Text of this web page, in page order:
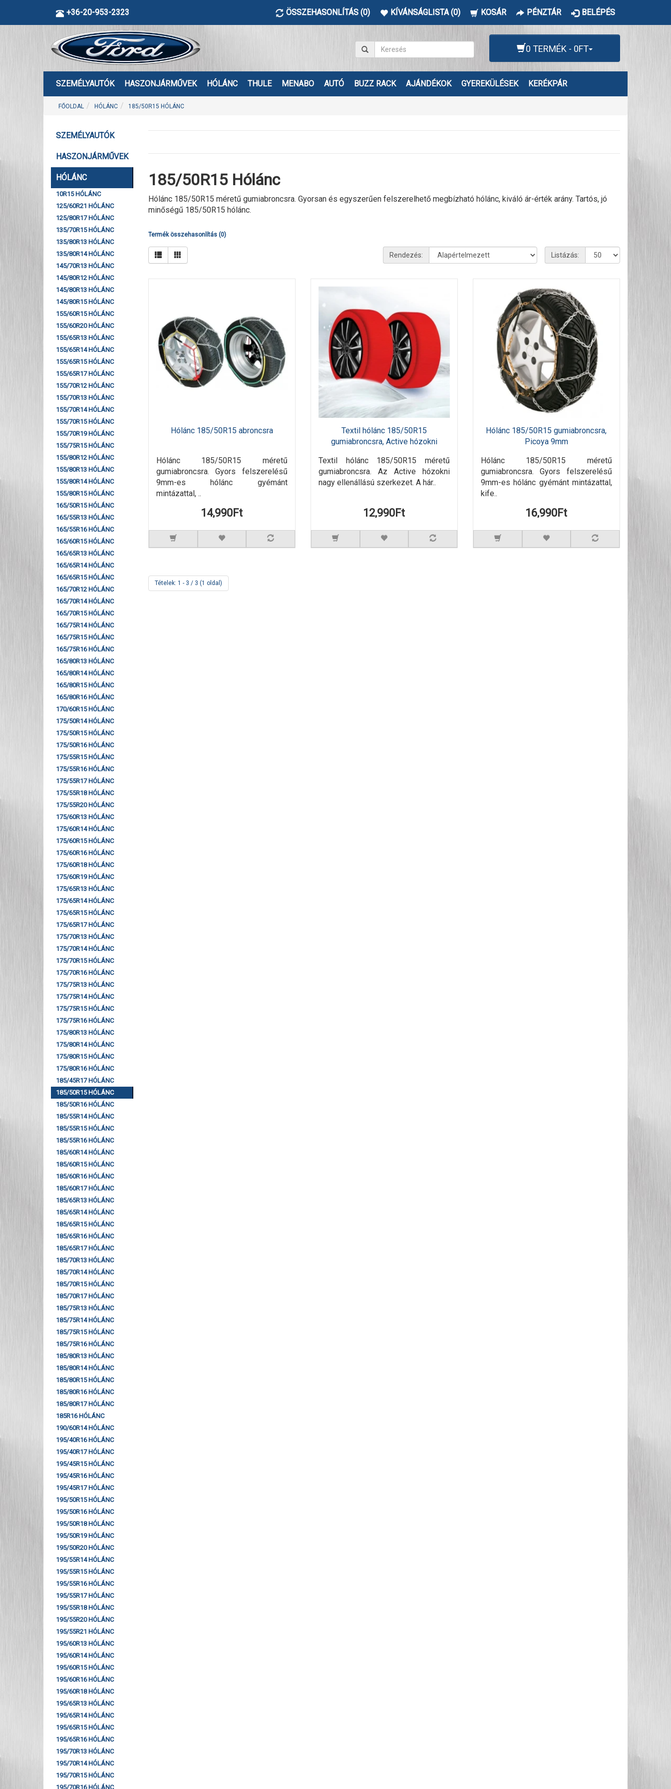
+36-20-953-2323 ÖSSZEHASONLÍTÁS (0) KÍVÁNSÁGLISTA (0) KOSÁR PÉNZTÁR BELÉPÉS
0 TERMÉK - 0FT
SZEMÉLYAUTÓK HASZONJÁRMŰVEK HÓLÁNC THULE MENABO AUTÓ BUZZ RACK AJÁNDÉKOK GYEREKÜLÉSEK KERÉKPÁR
FŐOLDAL HÓLÁNC 185/50R15 HÓLÁNC
SZEMÉLYAUTÓK
HASZONJÁRMŰVEK
HÓLÁNC
10R15 HÓLÁNC
125/60R21 HÓLÁNC
125/80R17 HÓLÁNC
135/70R15 HÓLÁNC
135/80R13 HÓLÁNC
135/80R14 HÓLÁNC
145/70R13 HÓLÁNC
145/80R12 HÓLÁNC
145/80R13 HÓLÁNC
145/80R15 HÓLÁNC
155/60R15 HÓLÁNC
155/60R20 HÓLÁNC
155/65R13 HÓLÁNC
155/65R14 HÓLÁNC
155/65R15 HÓLÁNC
155/65R17 HÓLÁNC
155/70R12 HÓLÁNC
155/70R13 HÓLÁNC
155/70R14 HÓLÁNC
155/70R15 HÓLÁNC
155/70R19 HÓLÁNC
155/75R15 HÓLÁNC
155/80R12 HÓLÁNC
155/80R13 HÓLÁNC
155/80R14 HÓLÁNC
155/80R15 HÓLÁNC
165/50R15 HÓLÁNC
165/55R13 HÓLÁNC
165/55R16 HÓLÁNC
165/60R15 HÓLÁNC
165/65R13 HÓLÁNC
165/65R14 HÓLÁNC
165/65R15 HÓLÁNC
165/70R12 HÓLÁNC
165/70R14 HÓLÁNC
165/70R15 HÓLÁNC
165/75R14 HÓLÁNC
165/75R15 HÓLÁNC
165/75R16 HÓLÁNC
165/80R13 HÓLÁNC
165/80R14 HÓLÁNC
165/80R15 HÓLÁNC
165/80R16 HÓLÁNC
170/60R15 HÓLÁNC
175/50R14 HÓLÁNC
175/50R15 HÓLÁNC
175/50R16 HÓLÁNC
175/55R15 HÓLÁNC
175/55R16 HÓLÁNC
175/55R17 HÓLÁNC
175/55R18 HÓLÁNC
175/55R20 HÓLÁNC
175/60R13 HÓLÁNC
175/60R14 HÓLÁNC
175/60R15 HÓLÁNC
175/60R16 HÓLÁNC
175/60R18 HÓLÁNC
175/60R19 HÓLÁNC
175/65R13 HÓLÁNC
175/65R14 HÓLÁNC
175/65R15 HÓLÁNC
175/65R17 HÓLÁNC
175/70R13 HÓLÁNC
175/70R14 HÓLÁNC
175/70R15 HÓLÁNC
175/70R16 HÓLÁNC
175/75R13 HÓLÁNC
175/75R14 HÓLÁNC
175/75R15 HÓLÁNC
175/75R16 HÓLÁNC
175/80R13 HÓLÁNC
175/80R14 HÓLÁNC
175/80R15 HÓLÁNC
175/80R16 HÓLÁNC
185/45R17 HÓLÁNC
185/50R15 HÓLÁNC
185/50R16 HÓLÁNC
185/55R14 HÓLÁNC
185/55R15 HÓLÁNC
185/55R16 HÓLÁNC
185/60R14 HÓLÁNC
185/60R15 HÓLÁNC
185/60R16 HÓLÁNC
185/60R17 HÓLÁNC
185/65R13 HÓLÁNC
185/65R14 HÓLÁNC
185/65R15 HÓLÁNC
185/65R16 HÓLÁNC
185/65R17 HÓLÁNC
185/70R13 HÓLÁNC
185/70R14 HÓLÁNC
185/70R15 HÓLÁNC
185/70R17 HÓLÁNC
185/75R13 HÓLÁNC
185/75R14 HÓLÁNC
185/75R15 HÓLÁNC
185/75R16 HÓLÁNC
185/80R13 HÓLÁNC
185/80R14 HÓLÁNC
185/80R15 HÓLÁNC
185/80R16 HÓLÁNC
185/80R17 HÓLÁNC
185R16 HÓLÁNC
190/60R14 HÓLÁNC
195/40R16 HÓLÁNC
195/40R17 HÓLÁNC
195/45R15 HÓLÁNC
195/45R16 HÓLÁNC
195/45R17 HÓLÁNC
195/50R15 HÓLÁNC
195/50R16 HÓLÁNC
195/50R18 HÓLÁNC
195/50R19 HÓLÁNC
195/50R20 HÓLÁNC
195/55R14 HÓLÁNC
195/55R15 HÓLÁNC
195/55R16 HÓLÁNC
195/55R17 HÓLÁNC
195/55R18 HÓLÁNC
195/55R20 HÓLÁNC
195/55R21 HÓLÁNC
195/60R13 HÓLÁNC
195/60R14 HÓLÁNC
195/60R15 HÓLÁNC
195/60R16 HÓLÁNC
195/60R18 HÓLÁNC
195/65R13 HÓLÁNC
195/65R14 HÓLÁNC
195/65R15 HÓLÁNC
195/65R16 HÓLÁNC
195/70R13 HÓLÁNC
195/70R14 HÓLÁNC
195/70R15 HÓLÁNC
195/70R16 HÓLÁNC
185/50R15 Hólánc
Hólánc 185/50R15 méretű gumiabroncsra. Gyorsan és egyszerűen felszerelhető megbízható hólánc, kiváló ár-érték arány. Tartós, jó
minőségű 185/50R15 hólánc.
Termék összehasonlítás (0)
Listázás:
Rendezés:
Hólánc 185/50R15 abroncsra
Hólánc 185/50R15 méretű
gumiabroncsra. Gyors felszerelésű
9mm-es hólánc gyémánt
mintázattal, ..
14,990Ft
Textil hólánc 185/50R15
gumiabroncsra, Active hózokni
Textil hólánc 185/50R15 méretű
gumiabroncsra. Az Active hózokni
nagy ellenállású szerkezet. A hár..
12,990Ft
Hólánc 185/50R15 gumiabroncsra,
Picoya 9mm
Hólánc 185/50R15 méretű
gumiabroncsra. Gyors felszerelésű
9mm-es hólánc gyémánt mintázattal,
kife..
16,990Ft
Tételek: 1 - 3 / 3 (1 oldal)